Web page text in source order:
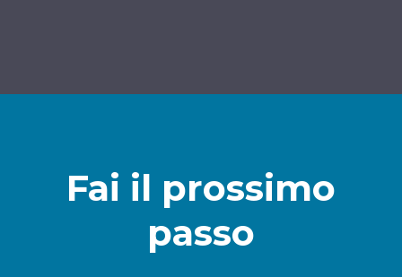
Fai il prossimo
passo